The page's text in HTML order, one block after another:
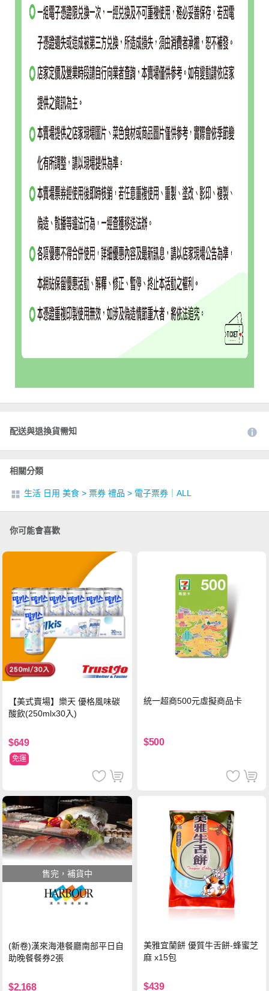
配送與退換貨需知
相關分類
生活 日用 美食 > 票券 禮品 > 電子票券｜ALL
你可能會喜歡
【美式賣場】樂天 優格風味碳
酸飲(250mlx30入)
$649
免運
統一超商500元虛擬商品卡
$500
售完，補貨中
(新卷)漢來海港餐廳南部平日自
助晚餐餐券2張
$2,168
美雅宜蘭餅 優質牛舌餅-蜂蜜芝
麻 x15包
$439